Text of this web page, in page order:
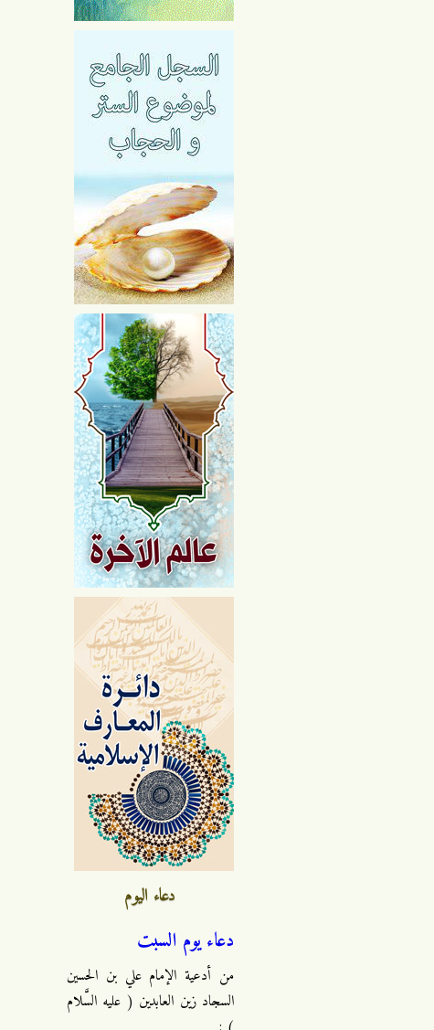
دعاء اليوم
دعاء يوم السبت
من أدعية الإمام علي بن الحسين
السجاد زين العابدين ( عليه السَّلام